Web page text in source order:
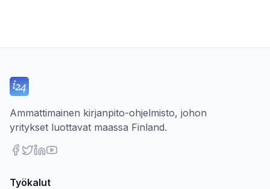
Ammattimainen kirjanpito-ohjelmisto, johon
yritykset luottavat maassa Finland.
Työkalut